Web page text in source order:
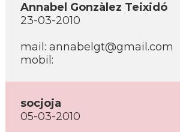
Annabel Gonzàlez Teixidó
23-03-2010
mail: annabelgt@gmail.com
mobil:
socjoja
05-03-2010